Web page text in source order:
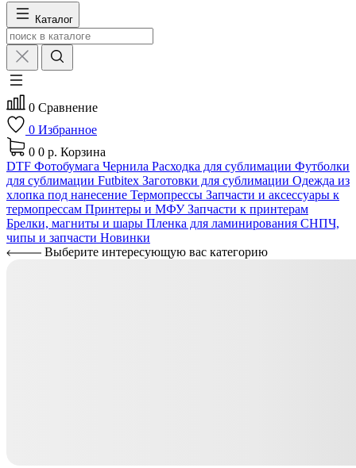
Каталог
0 Сравнение
0 Избранное
0 0 р. Корзина
DTF Фотобумага Чернила Расходка для сублимации Футболки
для сублимации Futbitex Заготовки для сублимации Одежда из
хлопка под нанесение Термопрессы Запчасти и аксессуары к
термопрессам Принтеры и МФУЗапчасти к принтерам
Брелки, магниты и шары Пленка для ламинирования СНПЧ,
чипы и запчасти Новинки
Выберите интересующую вас категорию